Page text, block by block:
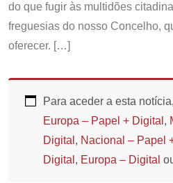
do que fugir às multidões
freguesias do nosso Concelho,
oferecer. […]
Para aceder a esta
Europa – Papel + Digital ,
Digital , Nacional – Papel
Digital , Europa – Digital